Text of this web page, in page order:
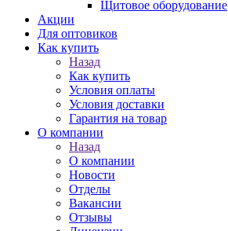
Щитовое оборудование
Акции
Для оптовиков
Как купить
Назад
Как купить
Условия оплаты
Условия доставки
Гарантия на товар
О компании
Назад
О компании
Новости
Отделы
Вакансии
Отзывы